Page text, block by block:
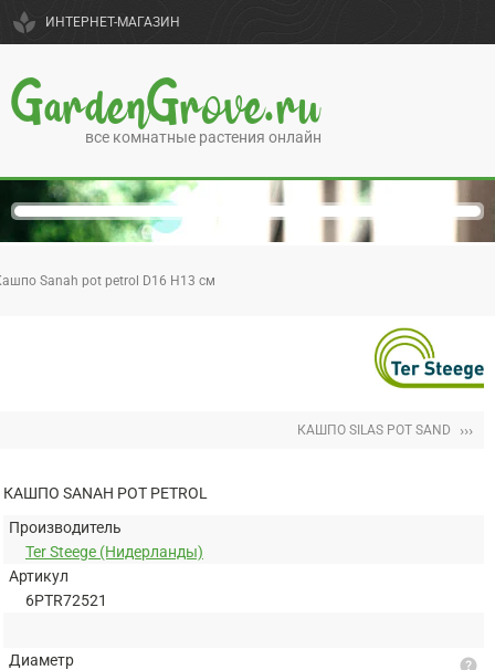
spa ИНТЕРНЕТ-МАГАЗИН
GardenGrove.ru
все комнатные растения онлайн
Sanah pot petrol D16 H13 см
КАШПО SILAS POT SAND ›››
КАШПО SANAH POT PETROL
Производитель
Ter Steege (Нидерланды)
Артикул
6PTR72521
Диаметр